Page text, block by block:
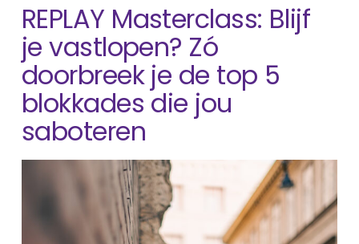
REPLAY Masterclass: Blijf
je vastlopen? Zó
doorbreek je de top 5
blokkades die jou
saboteren